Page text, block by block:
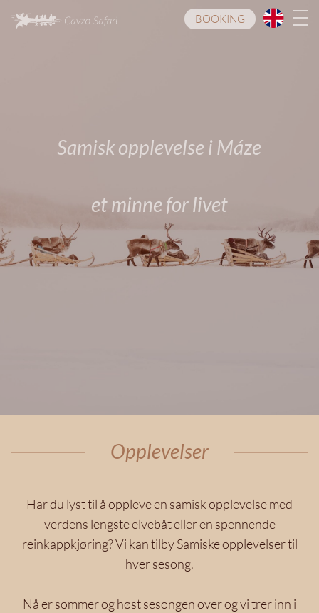
BOOKING
Samisk opplevelse i Máze
et minne for livet
Opplevelser
Har du lyst til å oppleve en samisk opplevelse med
verdens lengste elvebåt eller en spennende
reinkappkjøring? Vi kan tilby Samiske opplevelser til
hver sesong.
Nå er sommer og høst sesongen over og vi trer inn i